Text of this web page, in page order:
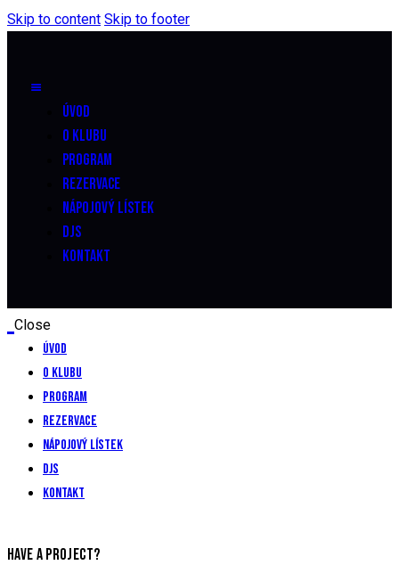
Skip to content Skip to footer
ÚVOD
O KLUBU
PROGRAM
REZERVACE
NÁPOJOVÝ LÍSTEK
DJS
KONTAKT
Close
Úvod
O klubu
Program
Rezervace
Nápojový lístek
DJs
Kontakt
HAVE A PROJECT?